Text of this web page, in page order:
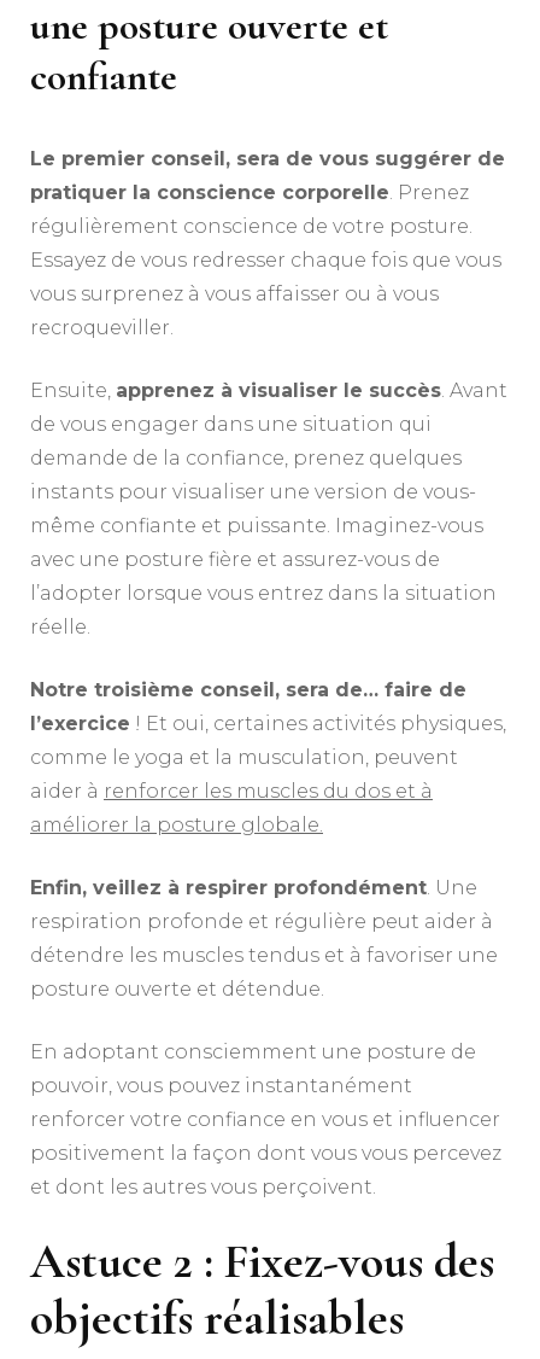
une posture ouverte et
confiante
Le premier conseil, sera de vous suggérer de
pratiquer la conscience corporelle. Prenez
régulièrement conscience de votre posture.
Essayez de vous redresser chaque fois que vous
vous surprenez à vous affaisser ou à vous
recroqueviller.
Ensuite, apprenez à visualiser le succès. Avant
de vous engager dans une situation qui
demande de la confiance, prenez quelques
instants pour visualiser une version de vous-
même confiante et puissante. Imaginez-vous
avec une posture fière et assurez-vous de
l’adopter lorsque vous entrez dans la situation
réelle.
Notre troisième conseil, sera de… faire de
l’exercice ! Et oui, certaines activités physiques,
comme le yoga et la musculation, peuvent
aider à renforcer les muscles du dos et à
améliorer la posture globale.
Enfin, veillez à respirer profondément. Une
respiration profonde et régulière peut aider à
détendre les muscles tendus et à favoriser une
posture ouverte et détendue.
En adoptant consciemment une posture de
pouvoir, vous pouvez instantanément
renforcer votre confiance en vous et influencer
positivement la façon dont vous vous percevez
et dont les autres vous perçoivent.
Astuce 2 : Fixez-vous des
objectifs réalisables